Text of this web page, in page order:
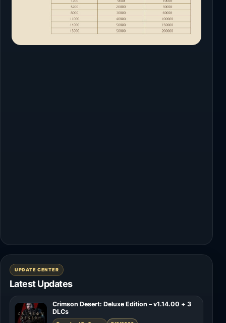
UPDATE CENTER
Latest Updates
Crimson Desert: Deluxe Edition – v1.14.00 + 3
DLCs